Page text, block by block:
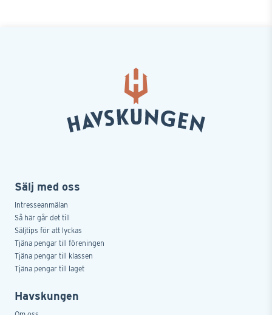
Sälj med oss
Intresseanmälan
Så här går det till
Säljtips för att lyckas
Tjäna pengar till föreningen
Tjäna pengar till klassen
Tjäna pengar till laget
Havskungen